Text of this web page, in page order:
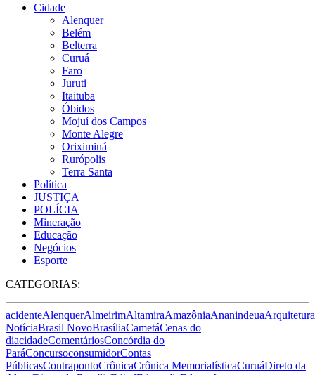
Cidade
Alenquer
Belém
Belterra
Curuá
Faro
Juruti
Itaituba
Óbidos
Mojuí dos Campos
Monte Alegre
Oriximiná
Rurópolis
Terra Santa
Política
JUSTIÇA
POLÍCIA
Mineração
Educação
Negócios
Esporte
CATEGORIAS:
acidenteAlenquerAlmeirimAltamiraAmazôniaAnanindeuaArquitetura
NotíciaBrasil NovoBrasíliaCametáCenas do
diacidadeComentáriosConcórdia do
ParáConcursoconsumidorContas
PúblicasContrapontoCrônicaCrônica MemorialísticaCuruáDireto da